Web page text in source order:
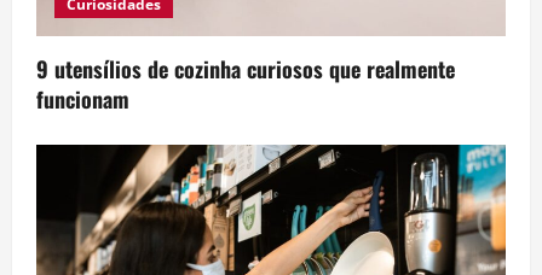
Curiosidades
9 utensílios de cozinha curiosos que realmente
funcionam